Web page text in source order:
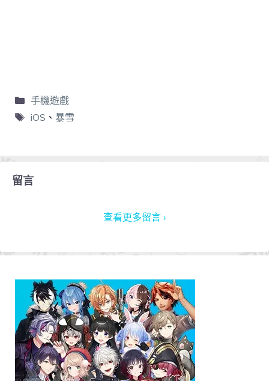
手機遊戲
iOS 、 暴雪
留言
查看更多留言 ›